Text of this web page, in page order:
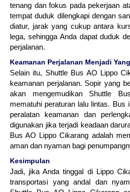
tenang dan fokus pada pekerjaan
tempat duduk dilengkapi dengan
diatur, jarak yang cukup antara
lega, sehingga Anda dapat duduk
perjalanan.
Keamanan Perjalanan Menjadi
Selain itu, Shuttle Bus AO Lippo
keamanan perjalanan. Sopir yang
akan mengemudikan Shuttle
mematuhi peraturan lalu lintas. Bus
peralatan keamanan dan
digunakan jika terjadi keadaan
Bus AO Lippo Cikarang adalah
aman dan nyaman bagi
Kesimpulan
Jadi, jika Anda tinggal di Lippo
transportasi yang andal dan